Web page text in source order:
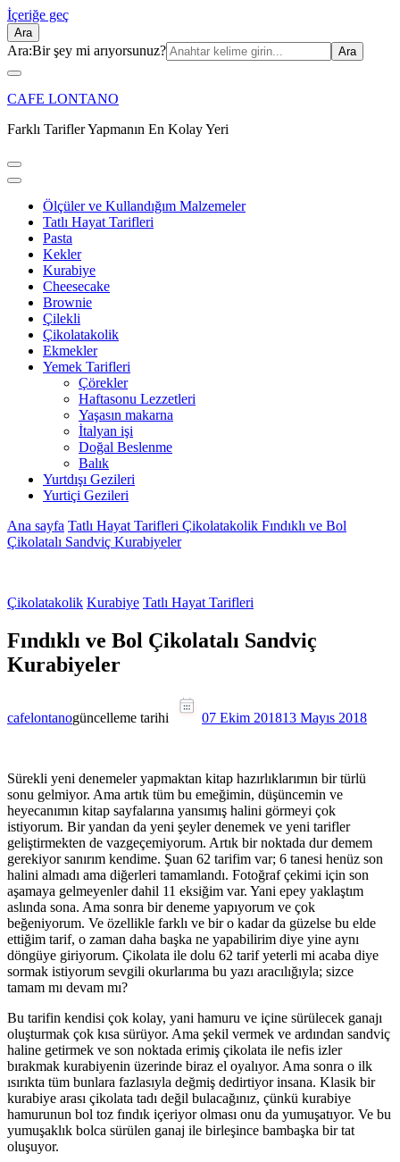
İçeriğe geç
Ara
Ara:Bir şey mi arıyorsunuz?
CAFE LONTANO
Farklı Tarifler Yapmanın En Kolay Yeri
Ölçüler ve Kullandığım Malzemeler
Tatlı Hayat Tarifleri
Pasta
Kekler
Kurabiye
Cheesecake
Brownie
Çilekli
Çikolatakolik
Ekmekler
Yemek Tarifleri
Çörekler
Haftasonu Lezzetleri
Yaşasın makarna
İtalyan işi
Doğal Beslenme
Balık
Yurtdışı Gezileri
Yurtiçi Gezileri
Ana sayfa Tatlı Hayat Tarifleri Çikolatakolik Fındıklı ve Bol
Çikolatalı Sandviç Kurabiyeler
Çikolatakolik Kurabiye Tatlı Hayat Tarifleri
Fındıklı ve Bol Çikolatalı Sandviç
Kurabiyeler
cafelontanogüncelleme tarihi 07 Ekim 201813 Mayıs 2018
Sürekli yeni denemeler yapmaktan kitap hazırlıklarımın bir türlü
sonu gelmiyor. Ama artık tüm bu emeğimin, düşüncemin ve
heyecanımın kitap sayfalarına yansımış halini görmeyi çok
istiyorum. Bir yandan da yeni şeyler denemek ve yeni tarifler
geliştirmekten de vazgeçemiyorum. Artık bir noktada dur demem
gerekiyor sanırım kendime. Şuan 62 tarifim var; 6 tanesi henüz son
halini almadı ama diğerleri tamamlandı. Fotoğraf çekimi için son
aşamaya gelmeyenler dahil 11 eksiğim var. Yani epey yaklaştım
aslında sona. Ama sonra bir deneme yapıyorum ve çok
beğeniyorum. Ve özellikle farklı ve bir o kadar da güzelse bu elde
ettiğim tarif, o zaman daha başka ne yapabilirim diye yine aynı
döngüye giriyorum. Çikolata ile dolu 62 tarif yeterli mi acaba diye
sormak istiyorum sevgili okurlarıma bu yazı aracılığıyla; sizce
tamam mı devam mı?
Bu tarifin kendisi çok kolay, yani hamuru ve içine sürülecek ganajı
oluşturmak çok kısa sürüyor. Ama şekil vermek ve ardından sandviç
haline getirmek ve son noktada erimiş çikolata ile nefis izler
bırakmak kurabiyenin üzerinde biraz el oyalıyor. Ama sonra o ilk
ısırıkta tüm bunlara fazlasıyla değmiş dedirtiyor insana. Klasik bir
kurabiye arası çikolata tadı değil bulacağınız, çünkü kurabiye
hamurunun bol toz fındık içeriyor olması onu da yumuşatıyor. Ve bu
yumuşaklık bolca sürülen ganaj ile birleşince bambaşka bir tat
oluşuyor.